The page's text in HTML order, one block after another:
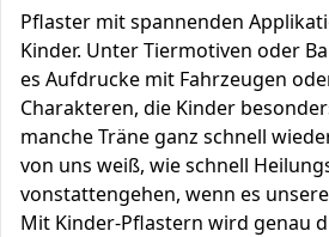
Pflaster mit spannenden
Kinder. Unter Tiermotiven oder
es Aufdrucke mit Fahrzeugen
Charakteren, die Kinder
manche Träne ganz schnell
von uns weiß, wie schnell
vonstattengehen, wenn es
Mit Kinder-Pflastern wird genau